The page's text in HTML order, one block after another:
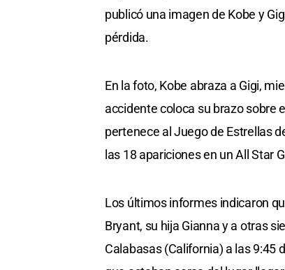
publicó una imagen de Kobe y
pérdida.
En la foto, Kobe abraza a Gigi,
accidente coloca su brazo sobre
pertenece al Juego de Estrellas
las 18 apariciones en un All Star
Los últimos informes indicaron
Bryant, su hija Gianna y a otras
Calabasas (California) a las 9:45